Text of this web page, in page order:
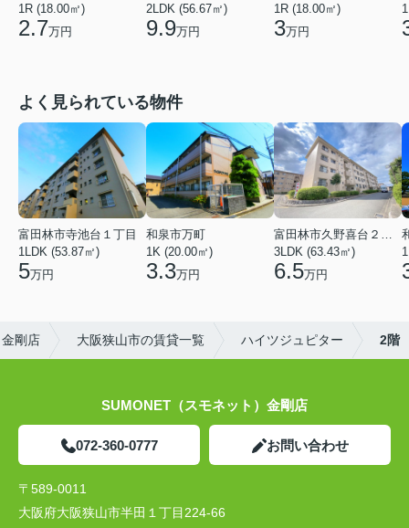
1R (18.00㎡)
2.7万円
2LDK (56.67㎡)
9.9万円
1R (18.00㎡)
3万円
よく見られている物件
富田林市寺池台１丁目
1LDK (53.87㎡)
5万円
和泉市万町
1K (20.00㎡)
3.3万円
富田林市久野喜台２丁目
3LDK (63.43㎡)
6.5万円
剛店 大阪狭山市の賃貸一覧 ハイツジュピター 2階
SUMONET（スモネット）金剛店
072-360-0777 お問い合わせ
〒589-0011
大阪府大阪狭山市半田１丁目224-66